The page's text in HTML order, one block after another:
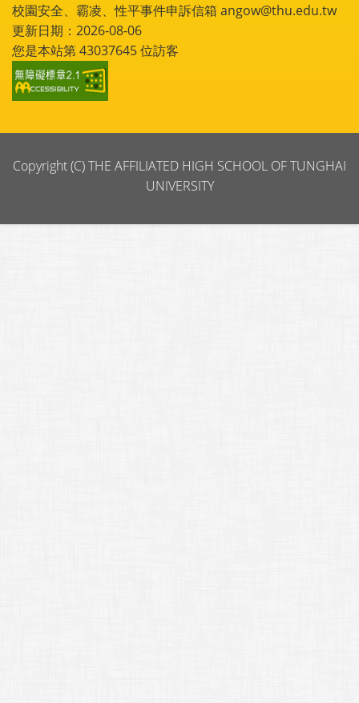
校園安全、霸凌、性平事件申訴信箱 angow@thu.edu.tw
更新日期：2026-08-06
您是本站第43037645位訪客
Copyright (C) THE AFFILIATED HIGH SCHOOL OF TUNGHAI
UNIVERSITY